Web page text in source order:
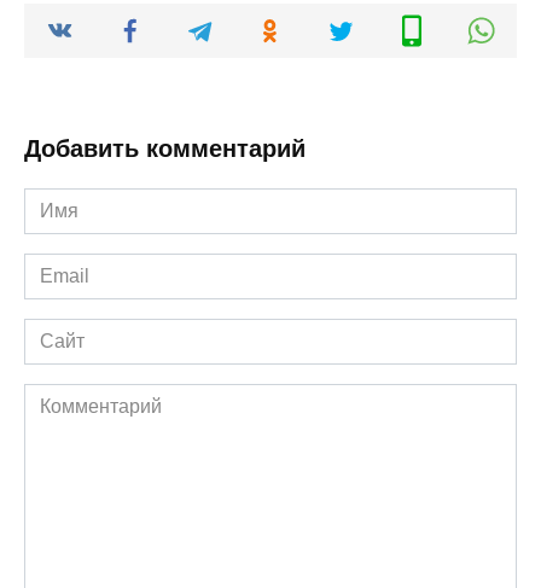
Добавить комментарий
Имя
*
Email
*
Сайт
Комментарий